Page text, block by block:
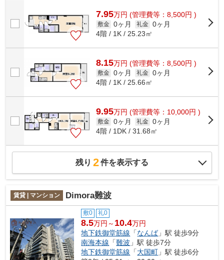
7.95万円 (管理費等：8,500円 )
敷金 0ヶ月 礼金 0ヶ月
4階 / 1K / 25.23㎡
8.15万円 (管理費等：8,500円 )
敷金 0ヶ月 礼金 0ヶ月
4階 / 1K / 25.66㎡
9.95万円 (管理費等：10,000円 )
敷金 0ヶ月 礼金 0ヶ月
4階 / 1DK / 31.68㎡
残り 2件を表示する
賃貸 | マンション Dimora難波
敷0 礼0
8.5万円～ 10.4万円
地下鉄御堂筋線 「なんば」駅 徒歩9分
南海本線 「難波 」駅 徒歩7分
地下鉄御堂筋線 「大国町 」駅 徒歩6分